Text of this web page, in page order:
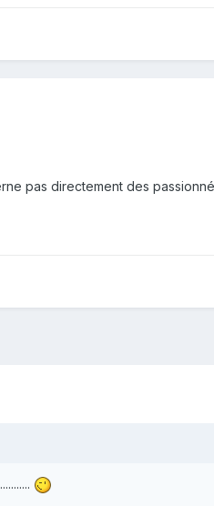
pas directement des